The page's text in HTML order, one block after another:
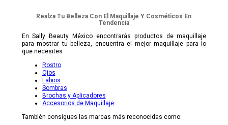
Realza Tu Belleza Con El Maquillaje Y Cosméticos En
Tendencia
En Sally Beauty México encontrarás productos de maquillaje
para mostrar tu belleza, encuentra el mejor maquillaje para lo
que necesites
Rostro
Ojos
Labios
Sombras
Brochas y Aplicadores
Accesorios de Maquillaje
También consigues las marcas más reconocidas como: